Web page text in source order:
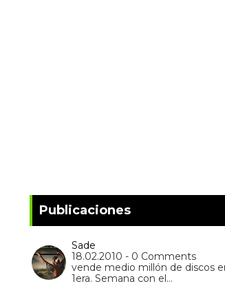
Publicaciones
Sade
18.02.2010 - 0 Comments
vende medio millón de discos
1era. Semana con el…